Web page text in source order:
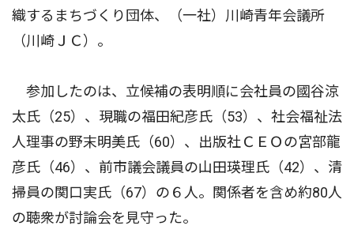
織するまちづくり団体、（一社）川崎青年会議所
（川崎ＪＣ）。
参加したのは、立候補の表明順に会社員の國谷涼
太氏（25）、現職の福田紀彦氏（53）、社会福祉法
人理事の野末明美氏（60）、出版社ＣＥＯの宮部龍
彦氏（46）、前市議会議員の山田瑛理氏（42）、清
掃員の関口実氏（67）の６人。関係者を含め約80人
の聴衆が討論会を見守った。